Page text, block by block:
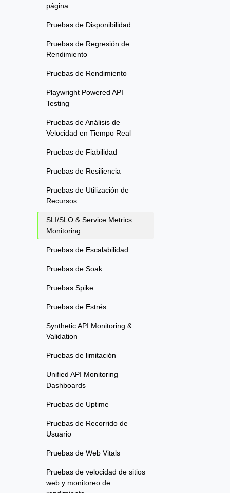
página
Pruebas de Disponibilidad
Pruebas de Regresión de
Rendimiento
Pruebas de Rendimiento
Playwright Powered API
Testing
Pruebas de Análisis de
Velocidad en Tiempo Real
Pruebas de Fiabilidad
Pruebas de Resiliencia
Pruebas de Utilización de
Recursos
SLI/SLO & Service Metrics
Monitoring
Pruebas de Escalabilidad
Pruebas de Soak
Pruebas Spike
Pruebas de Estrés
Synthetic API Monitoring &
Validation
Pruebas de limitación
Unified API Monitoring
Dashboards
Pruebas de Uptime
Pruebas de Recorrido de
Usuario
Pruebas de Web Vitals
Pruebas de velocidad de sitios
web y monitoreo de